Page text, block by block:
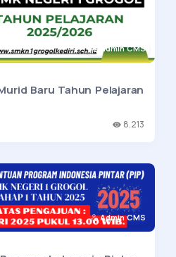
Admin CMS
Baru Tahun Pelajaran
8.213
Admin CMS